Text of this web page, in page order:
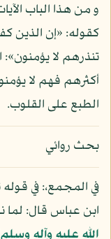
و من هذا الباب
كقوله: «إن الذين
الطبع على القلوب.
بحث روائي
في المجمع،: في
ابن عباس قال: لما
الله عليه وآله